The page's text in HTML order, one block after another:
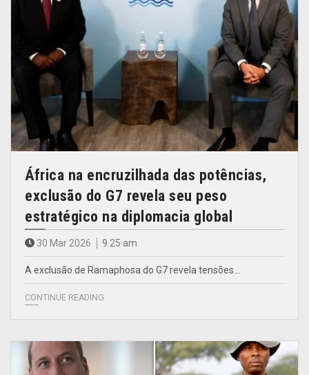
África na encruzilhada das potências,
exclusão do G7 revela seu peso
estratégico na diplomacia global
30 Mar 2026 9.25 am
A exclusão de Ramaphosa do G7 revela tensões…
CONTINUE READING